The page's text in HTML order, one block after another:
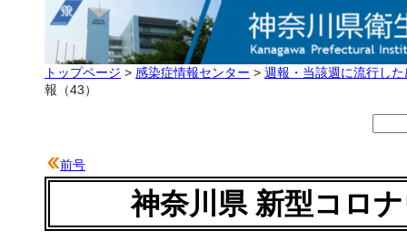
トップページ > 感染症情報センター > 週報・当該週に流行し
報（43）
前号
神奈川県 新型コロ